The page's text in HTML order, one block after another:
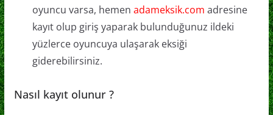
oyuncu varsa, hemen adameksik.com adresine
kayıt olup giriş yaparak bulunduğunuz ildeki
yüzlerce oyuncuya ulaşarak eksiği
giderebilirsiniz.
Nasıl kayıt olunur ?